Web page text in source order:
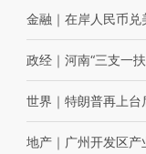
金融 ｜ 在岸人民币
政经 ｜ 河南“三支一
世界 ｜ 特朗普再上台
地产 ｜ 广州开发区产